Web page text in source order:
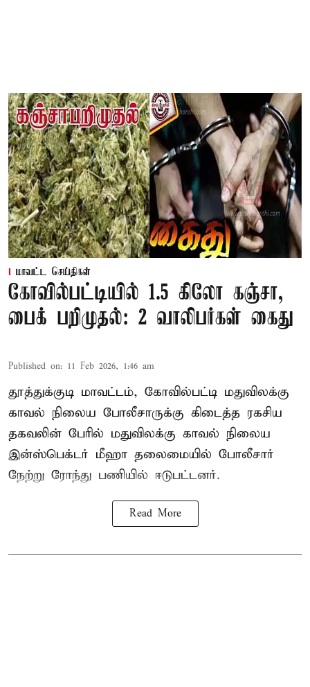
மாவட்ட செய்திகள்
கோவில்பட்டியில் 1.5 கிலோ கஞ்சா,
பைக் பறிமுதல்: 2 வாலிபர்கள் கைது
Published on: 11 Feb 2026, 1:46 am
தூத்துக்குடி மாவட்டம், கோவில்பட்டி மதுவிலக்கு
காவல் நிலைய போலீசாருக்கு கிடைத்த ரகசிய
தகவலின் பேரில் மதுவிலக்கு காவல் நிலைய
இன்ஸ்பெக்டர் மீஹா தலைமையில் போலீசார்
நேற்று ரோந்து பணியில் ஈடுபட்டனர்.
Read More